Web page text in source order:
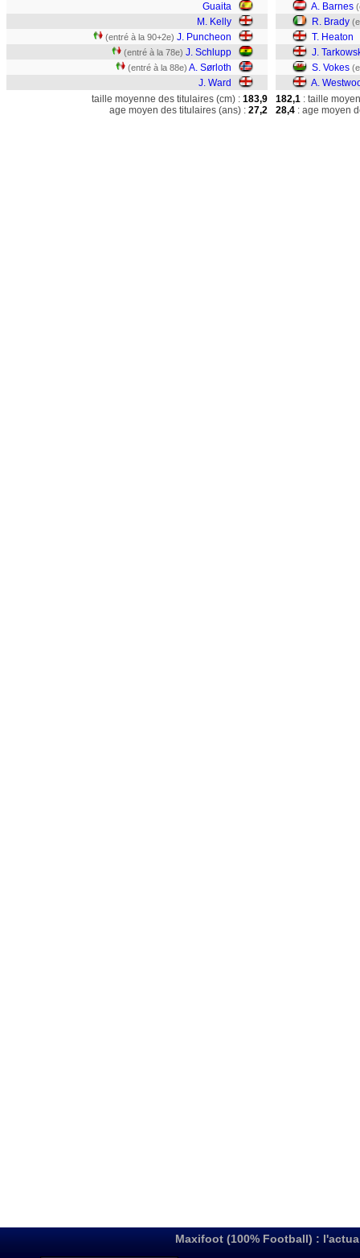
Guaita
M. Kelly
(entré à la 90+2e) J. Puncheon
(entré à la 78e) J. Schlupp
(entré à la 88e) A. Sørloth
J. Ward
A. Barnes
R. Brady
T. Heaton
J.
S. Vokes
A.
taille moyenne des titulaires (cm) : 183,9
age moyen des titulaires (ans) : 27,2
182,1 : taille
28,4 : age moyen
Maxifoot (100% Football) :